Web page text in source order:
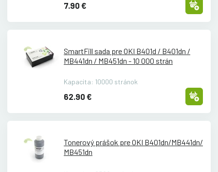
7.90 €
SmartFill sada pre OKI B401d / B401dn /
MB441dn / MB451dn - 10 000 strán
Kapacita: 10000 stránok
62.90 €
Tonerový prášok pre OKI B401dn/MB441dn/
MB451dn